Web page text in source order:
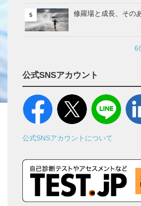
5 修羅場と成長、その
6
公式SNSアカウント
公式SNSアカウントについて